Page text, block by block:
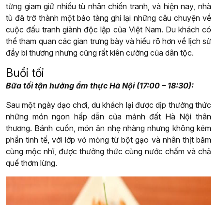
từng giam giữ nhiều tù nhân chiến tranh, và hiện nay, nhà
tù đã trở thành một bảo tàng ghi lại những câu chuyện về
cuộc đấu tranh giành độc lập của Việt Nam. Du khách có
thể tham quan các gian trưng bày và hiểu rõ hơn về lịch sử
đầy bi thương nhưng cũng rất kiên cường của dân tộc.
Buổi tối
Bữa tối tận hưởng ẩm thực Hà Nội (17:00 – 18:30):
Sau một ngày dạo chơi, du khách lại được dịp thưởng thức
những món ngon hấp dẫn của mảnh đất Hà Nội thân
thương. Bánh cuốn, món ăn nhẹ nhàng nhưng không kém
phần tinh tế, với lớp vỏ mỏng từ bột gạo và nhân thịt băm
cùng mộc nhĩ, được thưởng thức cùng nước chấm và chả
quế thơm lừng.